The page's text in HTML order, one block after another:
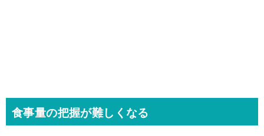
食事量の把握が難しくなる